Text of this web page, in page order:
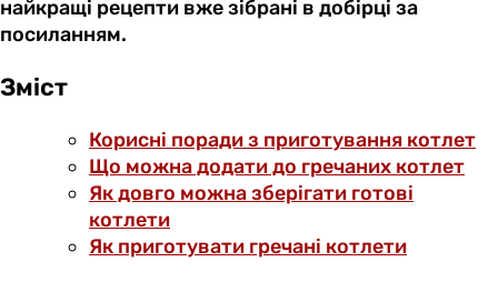
найкращі рецепти вже зібрані в добірці за
посиланням.
Зміст
Корисні поради з приготування котлет
Що можна додати до гречаних котлет
Як довго можна зберігати готові
котлети
Як приготувати гречані котлети